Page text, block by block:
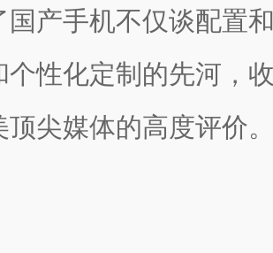
国产手机不仅谈配置
个性化定制的先河，
顶尖媒体的高度评价